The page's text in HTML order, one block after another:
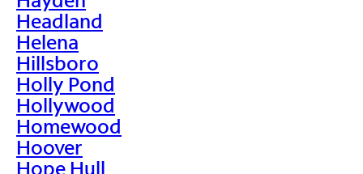
Headland
Helena
Hillsboro
Holly Pond
Hollywood
Homewood
Hoover
Hope Hull